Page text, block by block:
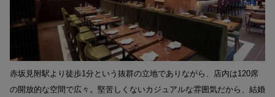
赤坂見附駅より徒歩1分という抜群の立地でありながら、店内は120席
の開放的な空間で広々。堅苦しくないカジュアルな雰囲気だから、結婚